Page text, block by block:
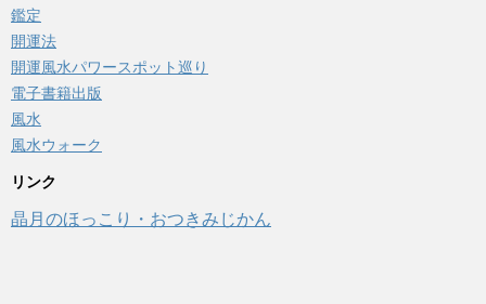
鑑定
開運法
開運風水パワースポット巡り
電子書籍出版
風水
風水ウォーク
リンク
晶月のほっこり・おつきみじかん